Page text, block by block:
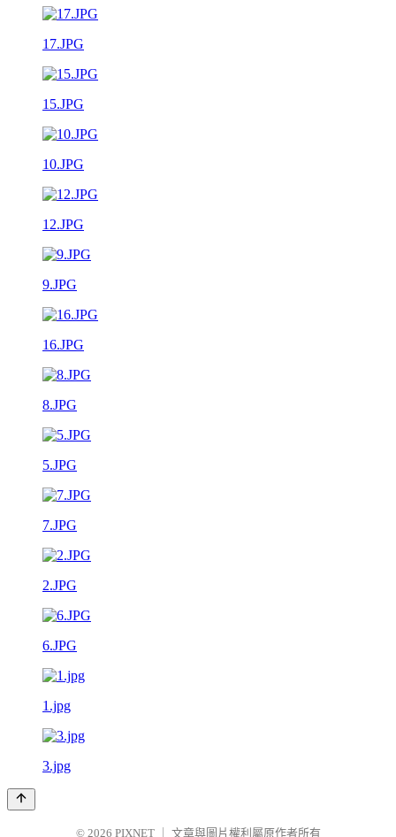
17.JPG
15.JPG
10.JPG
12.JPG
9.JPG
16.JPG
8.JPG
5.JPG
7.JPG
2.JPG
6.JPG
1.jpg
3.jpg
© 2026 PIXNET 文章與圖片權利屬原作者所有